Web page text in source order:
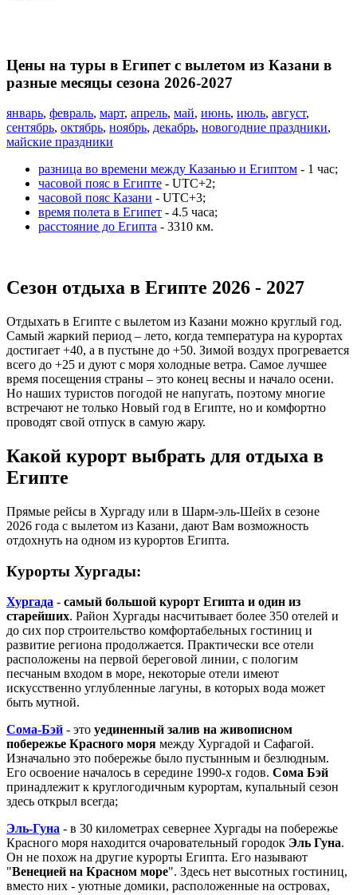
Цены на туры в Египет с вылетом из Казани в
разные месяцы сезона 2026-2027
январь, февраль, март, апрель, май, июнь, июль, август,
сентябрь, октябрь, ноябрь, декабрь, новогодние праздники,
майские праздники
разница во времени между Казанью и Египтом - 1 час;
часовой пояс в Египте - UTC+2;
часовой пояс Казани - UTC+3;
время полета в Египет - 4.5 часа;
расстояние до Египта - 3310 км.
Cезон отдыха в Египте 2026 - 2027
Отдыхать в Египте с вылетом из Казани можно круглый год.
Самый жаркий период – лето, когда температура на курортах
достигает +40, а в пустыне до +50. Зимой воздух прогревается
всего до +25 и дуют с моря холодные ветра. Самое лучшее
время посещения страны – это конец весны и начало осени.
Но наших туристов погодой не напугать, поэтому многие
встречают не только Новый год в Египте, но и комфортно
проводят свой отпуск в самую жару.
Какой курорт выбрать для отдыха в
Египте
Прямые рейсы в Хургаду или в Шарм-эль-Шейх в сезоне
2026 года с вылетом из Казани, дают Вам возможность
отдохнуть на одном из курортов Египта.
Курорты Хургады:
Хургада - самый большой курорт Египта и один из
старейших. Район Хургады насчитывает более 350 отелей и
до сих пор строительство комфортабельных гостиниц и
развитие региона продолжается. Практически все отели
расположены на первой береговой линии, с пологим
песчаным входом в море, некоторые отели имеют
искусственно углубленные лагуны, в которых вода может
быть мутной.
Сома-Бэй - это уединенный залив на живописном
побережье Красного моря между Хургадой и Сафагой.
Изначально это побережье было пустынным и безлюдным.
Его освоение началось в середине 1990-х годов. Сома Бэй
принадлежит к круглогодичным курортам, купальный сезон
здесь открыл всегда;
Эль-Гуна - в 30 километрах севернее Хургады на побережье
Красного моря находится очаровательный городок Эль Гуна.
Он не похож на другие курорты Египта. Его называют
"Венецией на Красном море". Здесь нет высотных гостиниц,
вместо них - уютные домики, расположенные на островах,